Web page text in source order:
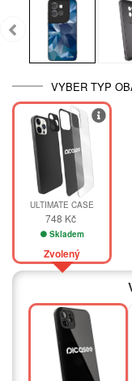
VYBER TYP
ULTIMATE CASE
748 Kč
Skladem
Zvolený